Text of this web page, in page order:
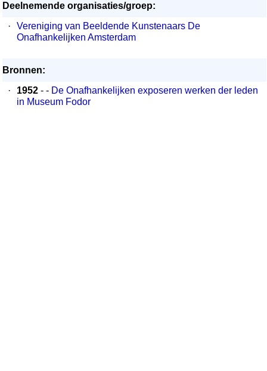
Deelnemende organisaties/groep:
·
Vereniging van Beeldende Kunstenaars De
Onafhankelijken Amsterdam
Bronnen:
·
1952 - - De Onafhankelijken exposeren werken der leden
in Museum Fodor